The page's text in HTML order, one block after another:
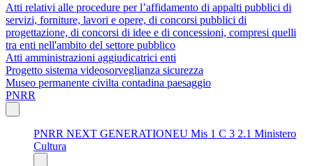
Atti relativi alle procedure per l’affidamento di appalti pubblici di
servizi, forniture, lavori e opere, di concorsi pubblici di
progettazione, di concorsi di idee e di concessioni, compresi quelli
tra enti nell'ambito del settore pubblico
Atti amministrazioni aggiudicatrici enti
Progetto sistema videosorveglianza sicurezza
Museo permanente civilta contadina paesaggio
PNRR
PNRR NEXT GENERATIONEU Mis 1 C 3 2.1 Ministero
Cultura